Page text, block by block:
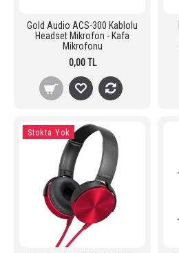
Gold Audio ACS-300 Kablolu
Headset Mikrofon - Kafa
Mikrofonu
0,00 TL
Stokta Yok